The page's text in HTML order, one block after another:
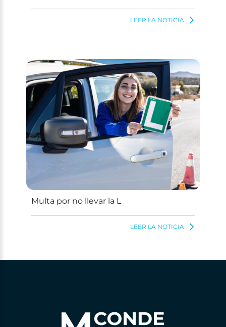
LEER LA NOTICIA
Multa por no llevar la L
LEER LA NOTICIA